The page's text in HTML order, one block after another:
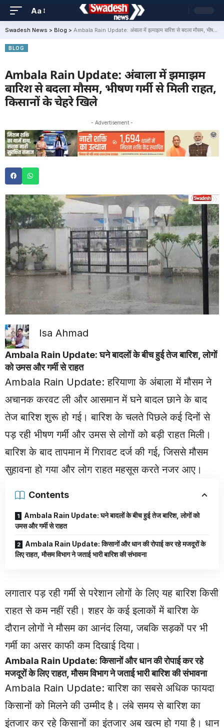
Aa
Swadesh News > Blog > Ambala Rain Update: अंबाला में झमाझम बारिश से बदला मौसम, भीषण गर्मी से मिली राहत, किसानों के चेहरे खिले
BLOG
Ambala Rain Update: अंबाला में झमाझम
बारिश से बदला मौसम, भीषण गर्मी से मिली राहत,
किसानों के चेहरे खिले
- Advertisement -
Isa Ahmad
Ambala Rain Update: घने बादलों के बीच हुई तेज बारिश, लोगों
को उमस और गर्मी से राहत
Ambala Rain Update:हरियाणाके अंबाला में मौसम ने
अचानक करवट ली और आसमान में घने बादल छाने के बाद
तेज बारिश शुरू हो गई। बारिश के चलते पिछले कई दिनों से
पड़ रही भीषण गर्मी और उमस से लोगों को बड़ी राहत मिली।
बारिश के बाद तापमान में गिरावट दर्ज की गई, जिससे मौसम
सुहावना हो गया और लोग राहत महसूस करते नजर आए।
Contents
Ambala Rain Update: घने बादलों के बीच हुई तेज बारिश, लोगों को
उमस और गर्मी से राहत
Ambala Rain Update: किसानों और धान की रोपाई कर रहे मजदूरों के
लिए राहत, मौसम विभाग ने जताई भारी बारिश की संभावना
लगातार पड़ रही गर्मी से परेशान लोगों के लिए यह बारिश किसी
राहत से कम नहीं रही। शहर के कई इलाकों में बारिश के
दौरान लोगों ने मौसम का आनंद लिया, जबकि सड़कों पर भी
गर्मी का असर काफी कम दिखाई दिया।
Ambala Rain Update: किसानों और धान की रोपाई कर रहे
मजदूरों के लिए राहत, मौसम विभाग ने जताई भारी बारिश की संभावना
Ambala Rain Update: बारिश का सबसे अधिक फायदा
किसानों को मिलने की उम्मीद है। लंबे समय से बारिश का
इंतजार कर रहे किसानों का इंतजार अब खत्म हो गया है। धान